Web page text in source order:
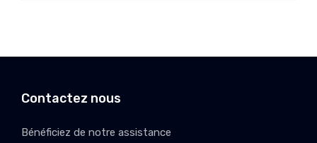
Contactez nous
Bénéficiez de notre assistance